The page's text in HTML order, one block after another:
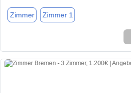
Zimmer Zimmer 1